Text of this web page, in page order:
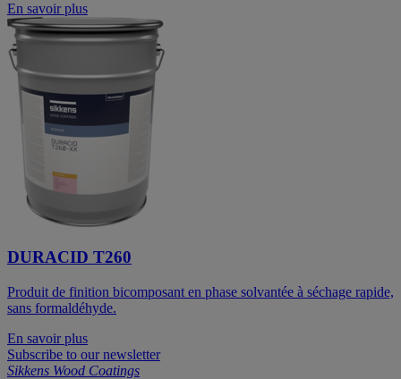
En savoir plus
DURACID T260
Produit de finition bicomposant en phase solvantée à séchage rapide,
sans formaldéhyde.
En savoir plus
Subscribe to our newsletter
Sikkens Wood Coatings